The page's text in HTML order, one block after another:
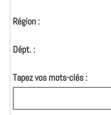
Région :
Dépt. :
Tapez vos mots-clés :